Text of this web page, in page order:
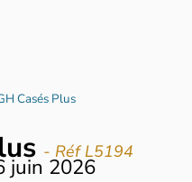
Casés Plus
- Réf L5194
juin 2026